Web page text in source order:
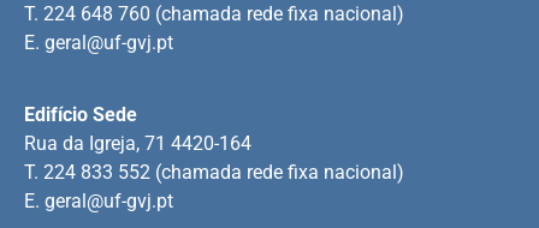
Edifício Sede
Rua da Igreja, 71 4420-164
T. 224 833 552 (chamada rede fixa nacional)
E. geral@uf-gvj.pt
T. 224 648 760 (chamada rede fixa nacional)
E. geral@uf-gvj.pt